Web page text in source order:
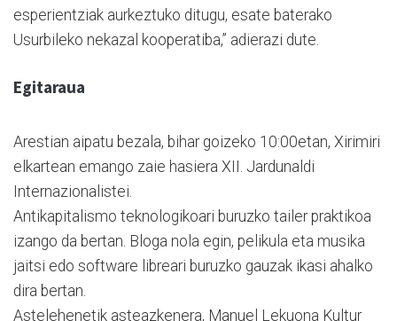
esperientziak aurkeztuko ditugu, esate baterako
Usurbileko nekazal kooperatiba,” adierazi dute.
Egitaraua
Arestian aipatu bezala, bihar goizeko 10:00etan, Xirimiri
elkartean emango zaie hasiera XII. Jardunaldi
Internazionalistei.
Antikapitalismo teknologikoari buruzko tailer praktikoa
izango da bertan. Bloga nola egin, pelikula eta musika
jaitsi edo software libreari buruzko gauzak ikasi ahalko
dira bertan.
Astelehenetik asteazkenera, Manuel Lekuona Kultur